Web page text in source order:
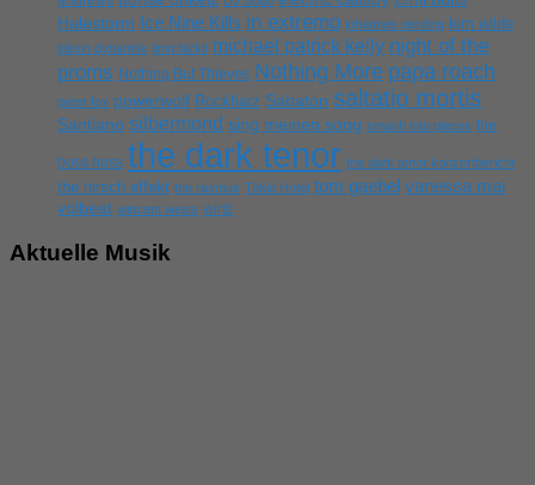
Halestorm Ice Nine Kills in extremo johannes oerding kim wilde
kissin dynamite limp bizkit michael patrick kelly night of the
proms Nothing But Thieves Nothing More papa roach
peter fox powerwolf Rockharz Sabaton saltatio mortis
Santiano silbermond sing meinen song smash into pieces the
boss hoss the dark tenor the dark tenor konzertbericht
the hirsch effekt the rasmus Tokio Hotel tom gaebel vanessa mai
volbeat wincent weiss wirtz
Aktuelle Musik